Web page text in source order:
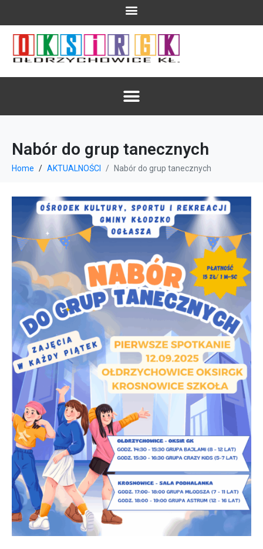
Nabór do grup tanecznych
Home AKTUALNOŚCI Nabór do grup tanecznych